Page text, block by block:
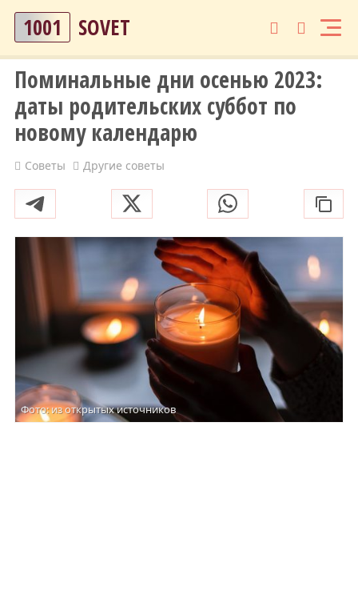
1001 SOVET
Поминальные дни осенью 2023:
даты родительских суббот по
новому календарю
Советы Другие советы
Фото: из открытых источников